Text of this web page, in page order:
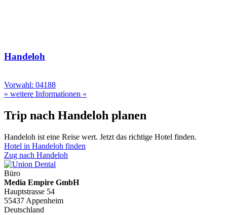
Handeloh
Vorwahl: 04188
» weitere Informationen «
Trip nach Handeloh planen
Handeloh ist eine Reise wert. Jetzt das richtige Hotel finden.
Hotel in Handeloh finden
Zug nach Handeloh
Büro
Media Empire GmbH
Hauptstrasse 54
55437 Appenheim
Deutschland